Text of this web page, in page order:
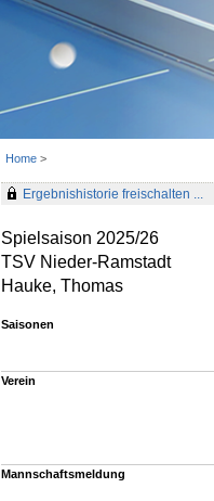
Home >
Ergebnishistorie freischalten ...
Spielsaison 2025/26
TSV Nieder-Ramstadt
Hauke, Thomas
Saisonen
Verein
Mannschaftsmeldung